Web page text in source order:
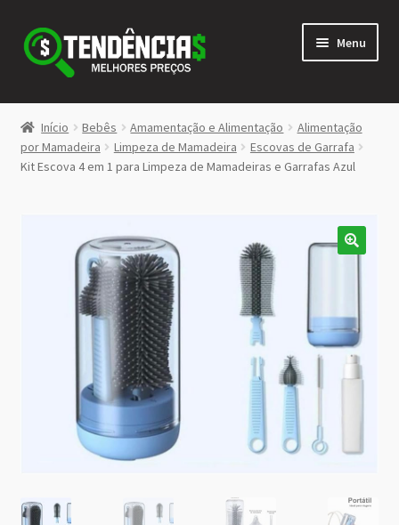
Pular
para
navegação
Pular
para
conteúdo
Menu
LOJA
<>
menu
Início Bebês Amamentação e Alimentação
Alimentação
por Mamadeira
Limpeza de Mamadeira
Escovas de Garrafa
Kit Escova 4 em 1 para Limpeza de Mamadeiras e Garrafas Azul